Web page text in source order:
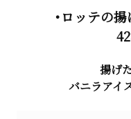
・ロッテの
揚げ
バニラアイ